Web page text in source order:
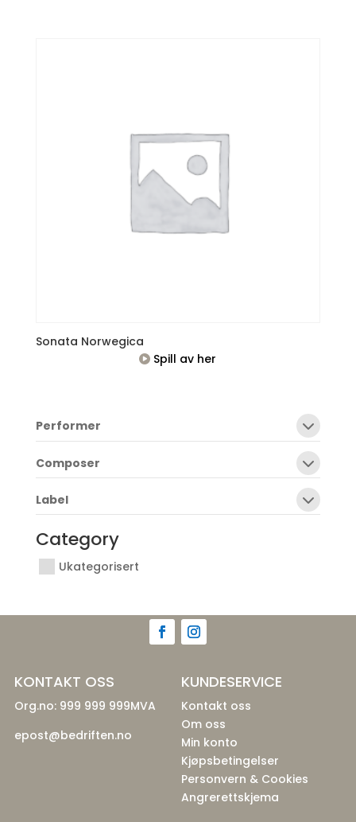
Sonata Norwegica
Spill av her
Performer
Composer
Label
Category
Ukategorisert
KONTAKT OSS
Org.no: 999 999 999MVA
epost@bedriften.no
KUNDESERVICE
Kontakt oss
Om oss
Min konto
Kjøpsbetingelser
Personvern & Cookies
Angrerettskjema